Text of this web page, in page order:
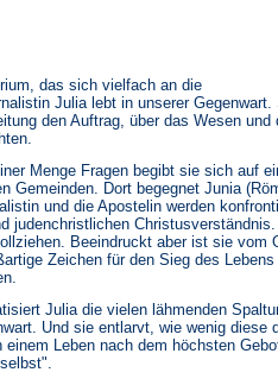
das sich vielfach an die
Julia lebt in unserer Gegenwart.
den Auftrag, über das Wesen und
Menge Fragen begibt sie sich auf
Gemeinden. Dort begegnet Junia
und die Apostelin werden
judenchristlichen
Beeindruckt aber ist sie vom
Zeichen für den Sieg des Lebens
Julia die vielen lähmenden
Und sie entlarvt, wie wenig diese
Leben nach dem höchsten